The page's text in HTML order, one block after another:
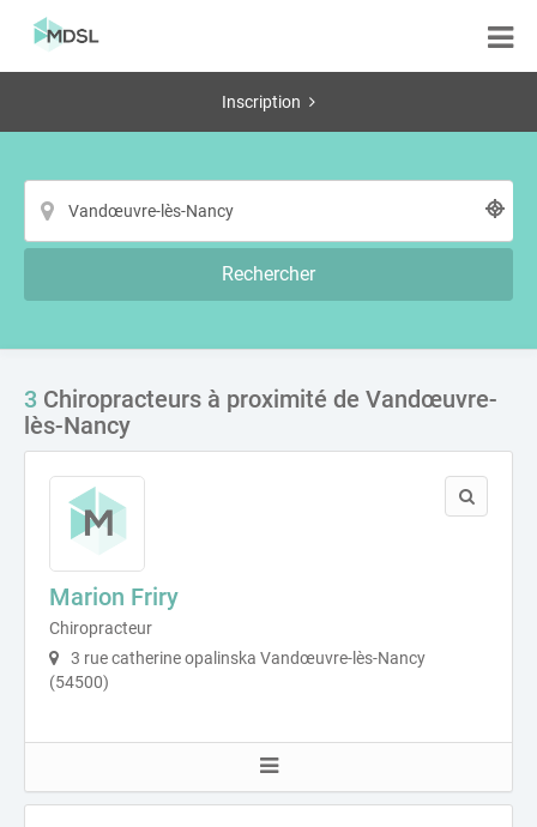
Inscription
Rechercher
3 Chiropracteurs à proximité de Vandœuvre-
lès-Nancy
Marion Friry
Chiropracteur
3 rue catherine opalinska Vandœuvre-lès-Nancy
(54500)